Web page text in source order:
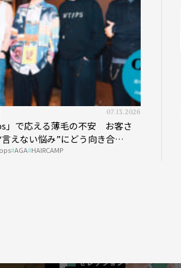
07.13.2026
」で応える薄毛の不安 お客さ
言えない悩み”にどう向き合
＃01
AGA HAIRCAMP